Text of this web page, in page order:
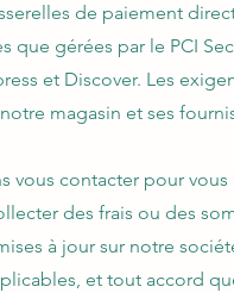
de paiement
que gérées par le PCI
et Discover. Les
magasin et ses
vous contacter pour
des frais ou des
à jour sur notre
et tout accord